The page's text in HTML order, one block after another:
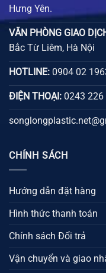
Hưng Yên.
VĂN PHÒNG GIAO
Bắc Từ Liêm, Hà Nội
HOTLINE: 0904 02
ĐIỆN THOẠI: 0243
CHÍNH SÁCH
Hướng dẫn đặt hàng
Hình thức thanh toán
Chính sách Đổi trả
Vận chuyển và giao